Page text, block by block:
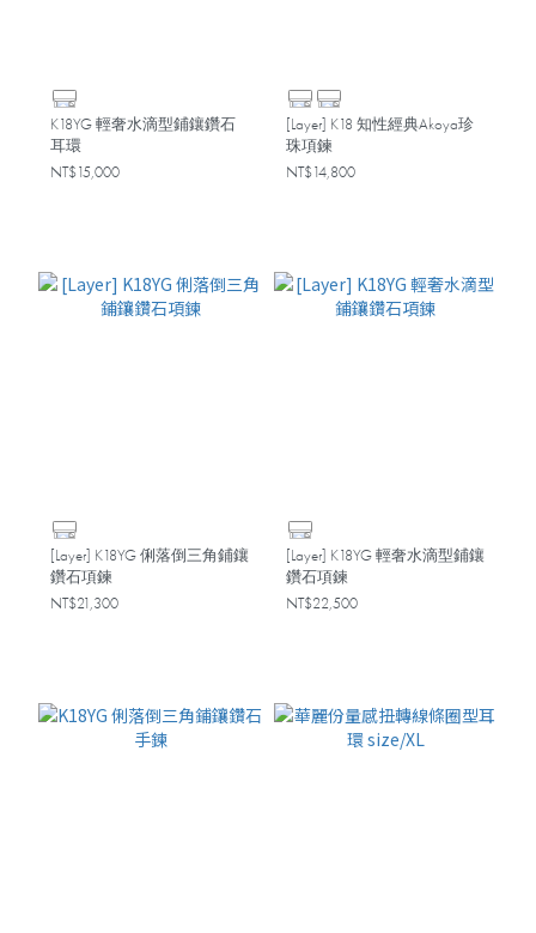
K18YG 輕奢水滴型鋪鑲鑽石
耳環
NT$15,000
[Layer] K18 知性經典Akoya珍
珠項鍊
NT$14,800
[Layer] K18YG 俐落倒三角鋪鑲
鑽石項鍊
NT$21,300
[Layer] K18YG 輕奢水滴型鋪鑲
鑽石項鍊
NT$22,500